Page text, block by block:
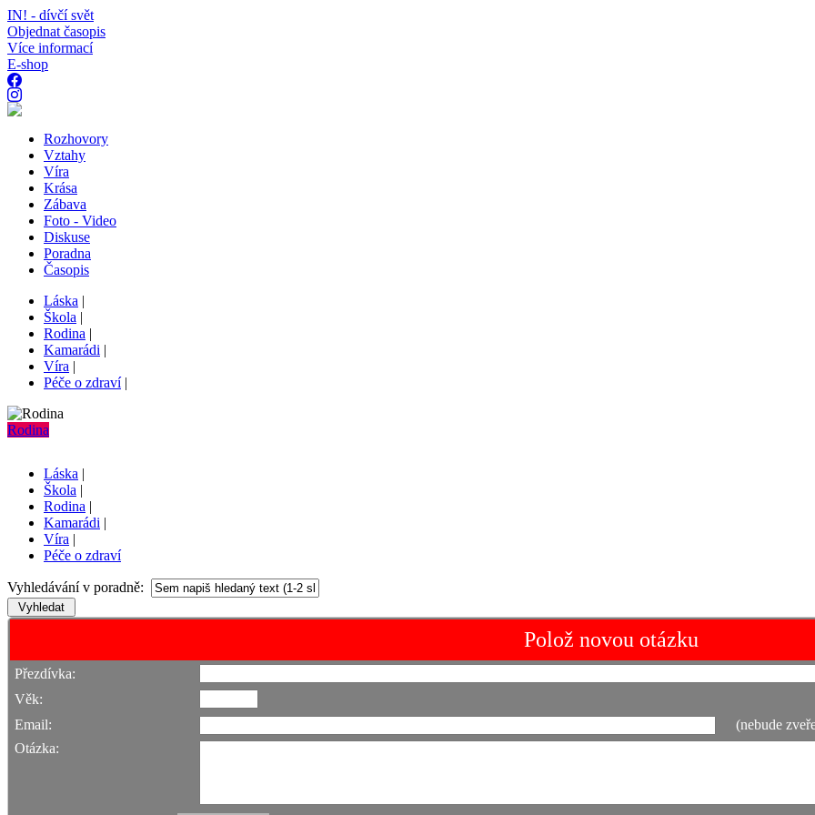
IN! - dívčí svět
Objednat časopis
Více informací
E-shop
Rozhovory
Vztahy
Víra
Krása
Zábava
Foto - Video
Diskuse
Poradna
Časopis
Láska |
Škola |
Rodina |
Kamarádi |
Víra |
Péče o zdraví|
Rodina
Láska |
Škola |
Rodina |
Kamarádi |
Víra |
Péče o zdraví
Vyhledávání v poradně:
Polož novou otázku
Přezdívka:
Věk:
Email:
(nebude
Otázka: